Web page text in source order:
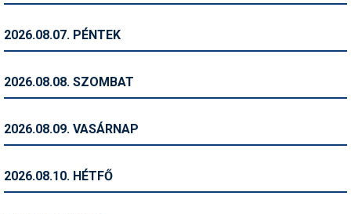
Ingatlan
Kerékpár
2026.08.07. PÉNTEK
2026.08.08. SZOMBAT
2026.08.09. VASÁRNAP
2026.08.10. HÉTFŐ